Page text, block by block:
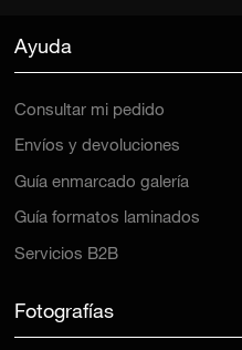
Ayuda
Consultar mi pedido
Envíos y devoluciones
Guía enmarcado galería
Guía formatos laminados
Servicios B2B
Fotografías